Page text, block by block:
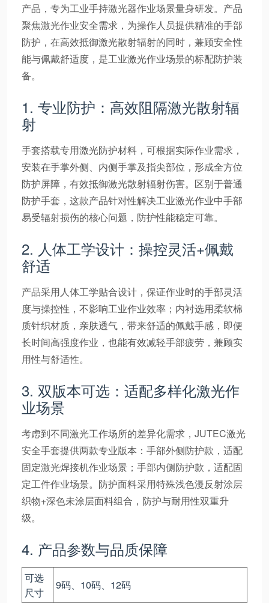
产品，专为工业手持激光器作业场景量身研发。产品
聚焦激光作业安全需求，为操作人员提供精准的手部
防护，在高效抵御激光散射辐射的同时，兼顾安全性
能与佩戴舒适度，是工业激光作业场景的标配防护装
备。
1. 专业防护：高效阻隔激光散射辐
射
手套搭载专用激光防护材料，可根据实际作业需求，
安装在手掌外侧、内侧手掌及指尖部位，形成全方位
防护屏障，有效抵御激光散射辐射伤害。区别于普通
防护手套，这款产品针对性解决工业激光作业中手部
易受辐射损伤的核心问题，防护性能稳定可靠。
2. 人体工学设计：操控灵活+佩戴
舒适
产品采用人体工学贴合设计，保证作业时的手部灵活
度与操控性，不影响工业作业效率；内衬选用柔软棉
质针织材质，亲肤透气，带来舒适的佩戴手感，即便
长时间高强度作业，也能有效减轻手部疲劳，兼顾实
用性与舒适性。
3. 双版本可选：适配多样化激光作
业场景
考虑到不同激光工作场所的差异化需求，JUTEC激光
安全手套提供两款专业版本：手部外侧防护款，适配
固定激光焊接机作业场景；手部内侧防护款，适配固
定工件作业场景。防护面料采用特殊浅色漫反射涂层
织物+深色未涂层面料组合，防护与耐用性双重升
级。
4. 产品参数与品质保障
可选
尺寸
9码、10码、12码